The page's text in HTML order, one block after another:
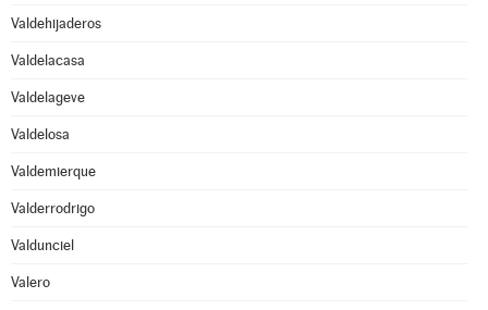
Valdehijaderos
Valdelacasa
Valdelageve
Valdelosa
Valdemierque
Valderrodrigo
Valdunciel
Valero